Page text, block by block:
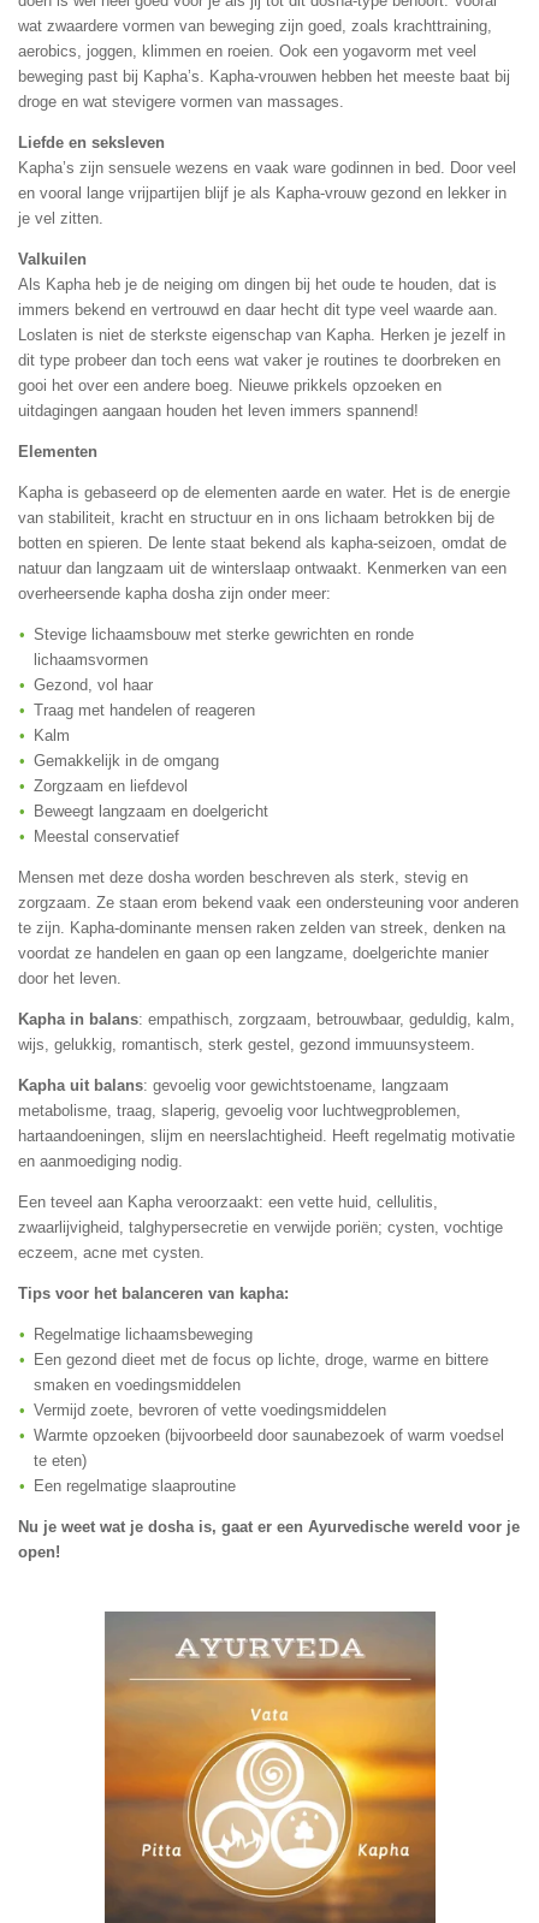
wat zwaardere vormen van beweging zijn goed, zoals krachttraining,
aerobics, joggen, klimmen en roeien. Ook een yogavorm met veel
beweging past bij Kapha’s. Kapha-vrouwen hebben het meeste baat bij
droge en wat stevigere vormen van massages.
Liefde en seksleven
Kapha’s zijn sensuele wezens en vaak ware godinnen in bed. Door veel
en vooral lange vrijpartijen blijf je als Kapha-vrouw gezond en lekker in
je vel zitten.
Valkuilen
Als Kapha heb je de neiging om dingen bij het oude te houden, dat is
immers bekend en vertrouwd en daar hecht dit type veel waarde aan.
Loslaten is niet de sterkste eigenschap van Kapha. Herken je jezelf in
dit type probeer dan toch eens wat vaker je routines te doorbreken en
gooi het over een andere boeg. Nieuwe prikkels opzoeken en
uitdagingen aangaan houden het leven immers spannend!
Elementen
Kapha is gebaseerd op de elementen aarde en water. Het is de energie
van stabiliteit, kracht en structuur en in ons lichaam betrokken bij de
botten en spieren. De lente staat bekend als kapha-seizoen, omdat de
natuur dan langzaam uit de winterslaap ontwaakt. Kenmerken van een
overheersende kapha dosha zijn onder meer:
Stevige lichaamsbouw met sterke gewrichten en ronde
lichaamsvormen
Gezond, vol haar
Traag met handelen of reageren
Kalm
Gemakkelijk in de omgang
Zorgzaam en liefdevol
Beweegt langzaam en doelgericht
Meestal conservatief
Mensen met deze dosha worden beschreven als sterk, stevig en
zorgzaam. Ze staan erom bekend vaak een ondersteuning voor anderen
te zijn. Kapha-dominante mensen raken zelden van streek, denken na
voordat ze handelen en gaan op een langzame, doelgerichte manier
door het leven.
Kapha in balans: empathisch, zorgzaam, betrouwbaar, geduldig, kalm,
wijs, gelukkig, romantisch, sterk gestel, gezond immuunsysteem.
Kapha uit balans: gevoelig voor gewichtstoename, langzaam
metabolisme, traag, slaperig, gevoelig voor luchtwegproblemen,
hartaandoeningen, slijm en neerslachtigheid. Heeft regelmatig motivatie
en aanmoediging nodig.
Een teveel aan Kapha veroorzaakt: een vette huid, cellulitis,
zwaarlijvigheid, talghypersecretie en verwijde poriën; cysten, vochtige
eczeem, acne met cysten.
Tips voor het balanceren van kapha:
Regelmatige lichaamsbeweging
Een gezond dieet met de focus op lichte, droge, warme en bittere
smaken en voedingsmiddelen
Vermijd zoete, bevroren of vette voedingsmiddelen
Warmte opzoeken (bijvoorbeeld door saunabezoek of warm voedsel
te eten)
Een regelmatige slaaproutine
Nu je weet wat je dosha is, gaat er een Ayurvedische wereld voor je
open!